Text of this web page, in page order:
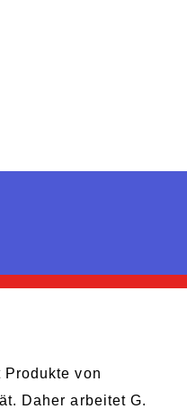
Produkte von
Daher arbeitet G.